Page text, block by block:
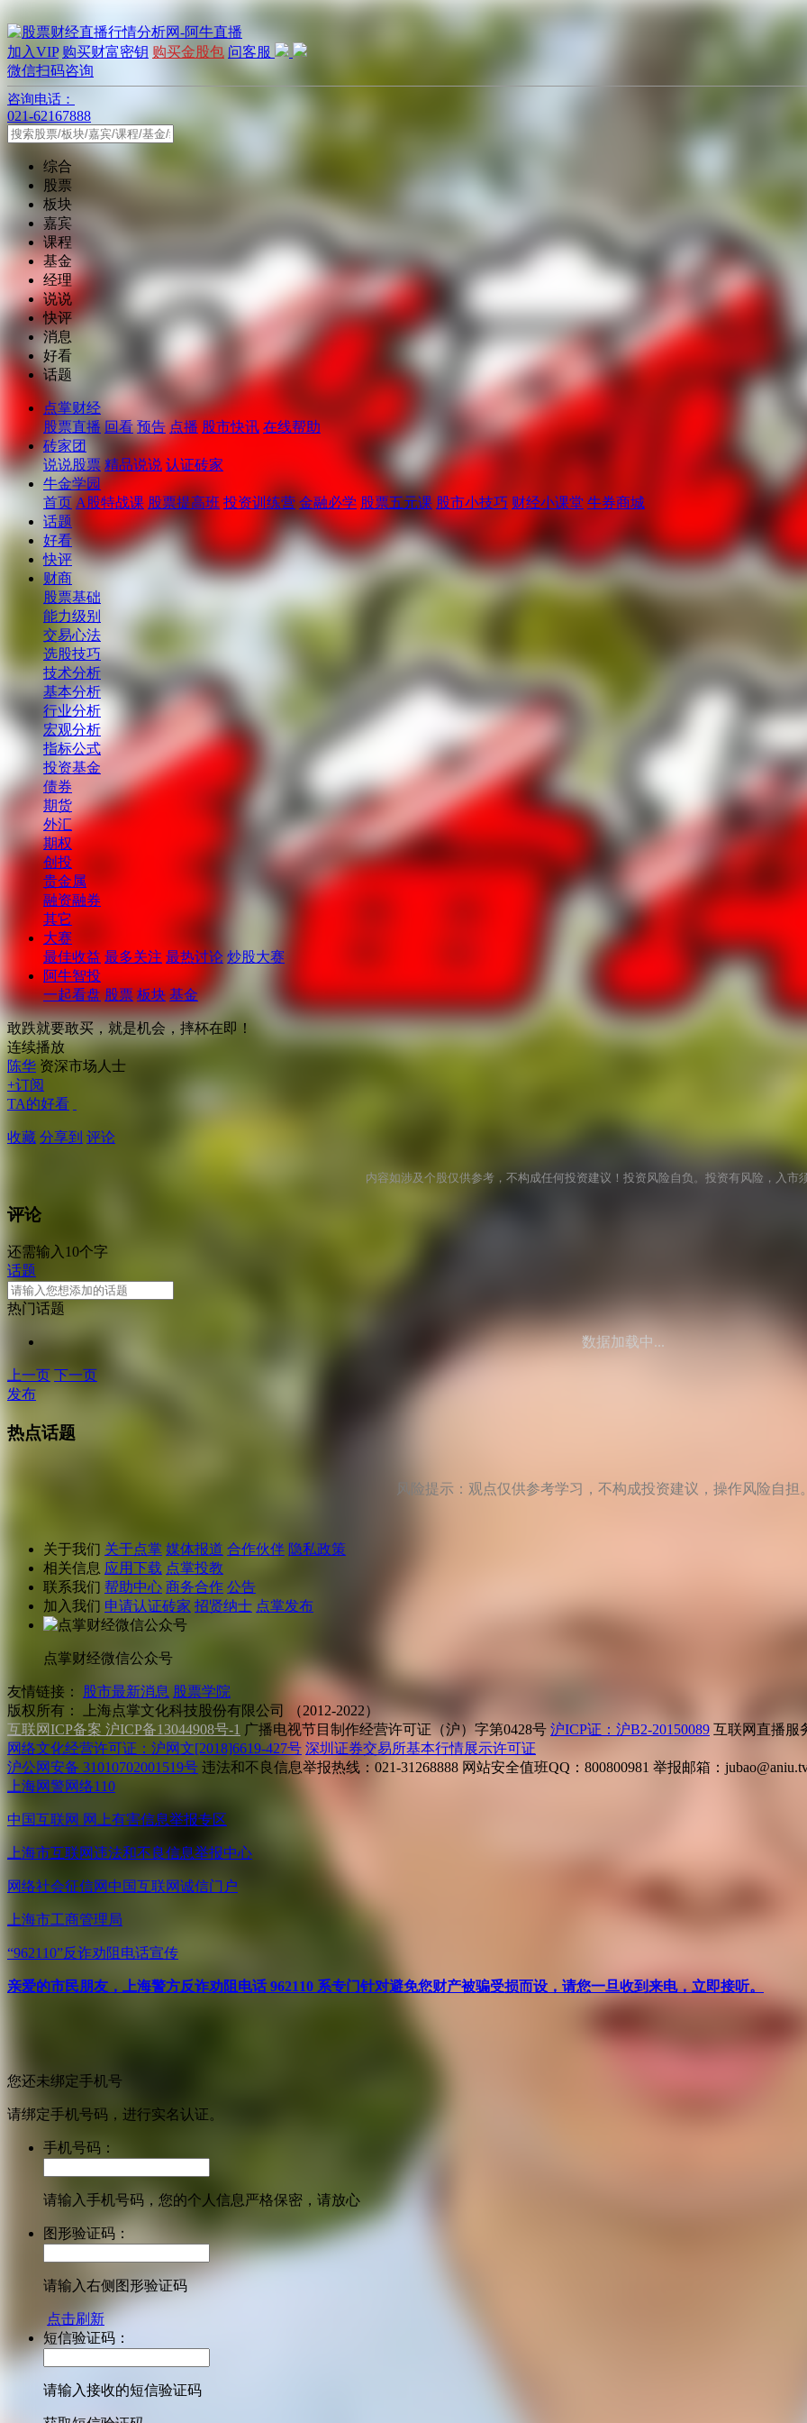
加入VIP 购买财富密钥 购买金股包 问客服
微信扫码咨询
咨询电话：
021-62167888
综合
股票
板块
嘉宾
课程
基金
经理
说说
快评
消息
好看
话题
点掌财经
股票直播 回看 预告 点播 股市快讯 在线帮助
砖家团
说说股票 精品说说 认证砖家
牛金学园
首页 A股特战课 股票提高班 投资训练营 金融必学 股票五元课 股市小技巧 财经小课堂 牛券商城
话题
好看
快评
财商
股票基础
能力级别
交易心法
选股技巧
技术分析
基本分析
行业分析
宏观分析
指标公式
投资基金
债券
期货
外汇
期权
创投
贵金属
融资融券
其它
大赛
最佳收益 最多关注 最热讨论 炒股大赛
阿牛智投
一起看盘 股票 板块 基金
敢跌就要敢买，就是机会，摔杯在即！
连续播放
陈华 资深市场人士
+订阅
TA的好看
收藏 分享到 评论
内容如涉及个股仅供参考，不构成任何投资建议！投资风险自负。投资有风险，入市
评论
还需输入10个字
话题
热门话题
数据加载中...
上一页 下一页
发布
热点话题
风险提示：观点仅供参考学习，不构成投资建议，操作风险自担
关于我们 关于点掌 媒体报道 合作伙伴 隐私政策
相关信息 应用下载 点掌投教
联系我们 帮助中心 商务合作 公告
加入我们 申请认证砖家 招贤纳士 点掌发布
点掌财经微信公众号
友情链接： 股市最新消息 股票学院
版权所有：
上海点掌文化科技股份有限公司 （2012-2022）
互联网ICP备案 沪ICP备13044908号-1 广播电视节目制作经营许可证（沪）字第0428号 沪ICP证：沪B2-20150089 互联网直播服
网络文化经营许可证：沪网文[2018]6619-427号 深圳证券交易所基本行情展示许可证
沪公网安备 31010702001519号 违法和不良信息举报热线：021-31268888 网站安全值班QQ：800800981 举报邮箱：
上海网警网络110
中国互联网 网上有害信息举报专区
上海市互联网违法和不良信息举报中心
网络社会征信网 中国互联网诚信门户
上海市工商管理局
“962110”反诈劝阻电话宣传
亲爱的市民朋友，上海警方反诈劝阻电话 962110 系专门针对避免您财产被骗受损而设，请您一旦收到来电，立即接听。
您还未绑定手机号
请绑定手机号码，进行实名认证。
手机号码：
请输入手机号码，您的个人信息严格保密，请放心
图形验证码：
请输入右侧图形验证码
点击刷新
短信验证码：
请输入接收的短信验证码